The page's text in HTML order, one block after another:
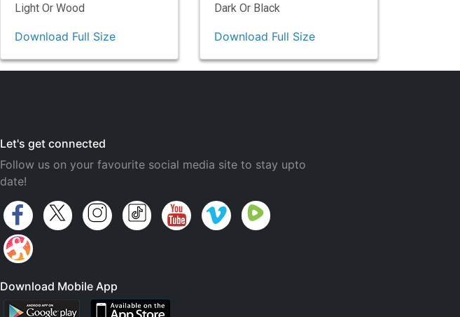
Light Or Wood
Download Full Size
Dark Or Black
Download Full Size
Let's get connected
Follow us on your favourite social media site to stay upto
date!
Download Mobile App